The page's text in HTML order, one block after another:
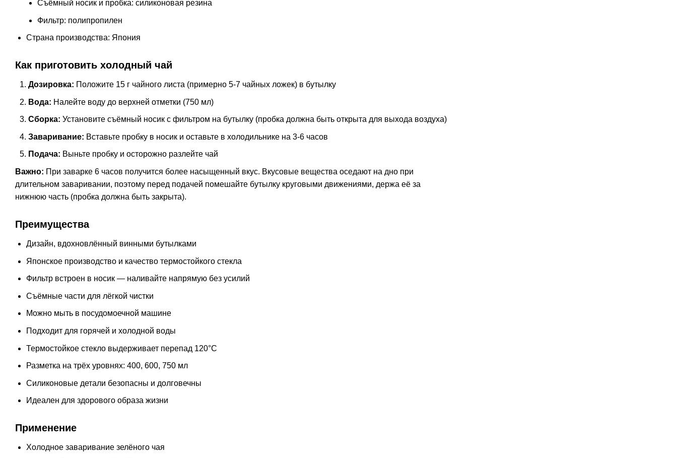
Съёмный носик и пробка: силиконовая резина
Фильтр: полипропилен
Страна производства: Япония
Как приготовить холодный чай
Дозировка: Положите 15 г чайного листа (примерно 5-7 чайных ложек) в бутылку
Вода: Налейте воду до верхней отметки (750 мл)
Сборка: Установите съёмный носик с фильтром на бутылку (пробка должна быть открыта для выхода воздуха)
Заваривание: Вставьте пробку в носик и оставьте в холодильнике на 3-6 часов
Подача: Выньте пробку и осторожно разлейте чай
Важно: При заварке 6 часов получится более насыщенный вкус. Вкусовые вещества оседают на дно при
длительном заваривании, поэтому перед подачей помешайте бутылку круговыми движениями, держа её за
нижнюю часть (пробка должна быть закрыта).
Преимущества
Дизайн, вдохновлённый винными бутылками
Японское производство и качество термостойкого стекла
Фильтр встроен в носик — наливайте напрямую без усилий
Съёмные части для лёгкой чистки
Можно мыть в посудомоечной машине
Подходит для горячей и холодной воды
Термостойкое стекло выдерживает перепад 120°C
Разметка на трёх уровнях: 400, 600, 750 мл
Силиконовые детали безопасны и долговечны
Идеален для здорового образа жизни
Применение
Холодное заваривание зелёного чая